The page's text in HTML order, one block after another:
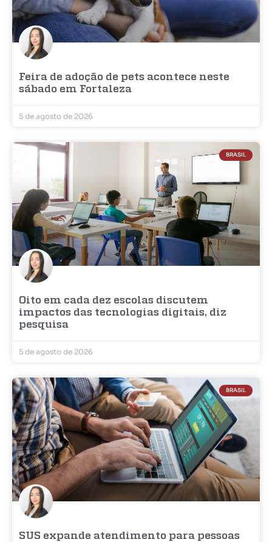
Feira de adoção de pets acontece neste
sábado em Fortaleza
5 de agosto de 2026
BRASIL
Oito em cada dez escolas discutem
impactos das tecnologias digitais, diz
pesquisa
5 de agosto de 2026
BRASIL
SUS expande atendimento para pessoas